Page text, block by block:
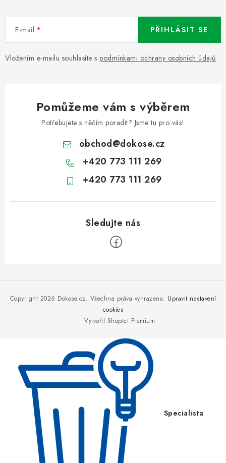
E-mail
Vložením e-mailu souhlasíte s podmínkami ochrany osobních údajů
PŘIHLÁSIT SE
Pomůžeme vám s výběrem
Potřebujete s něčím poradit? Jsme tu pro vás!
obchod@dokose.cz
+420 773 111 269
+420 773 111 269
Vytvořil Shoptet Premium
Copyright 2026 Dokose.cz. Všechna práva vyhrazena. Upravit nastavení
cookies
Specialista